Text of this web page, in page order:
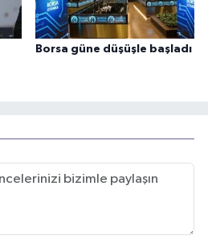
Borsa güne düşüşle başladı